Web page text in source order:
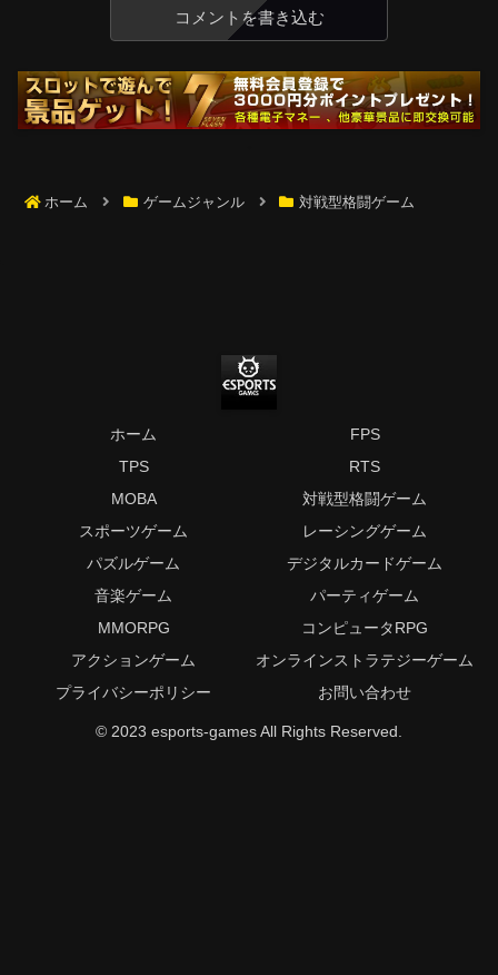
コメントを書き込む
ホーム ゲームジャンル 対戦型格闘ゲーム
ホーム
FPS
TPS
RTS
MOBA
対戦型格闘ゲーム
スポーツゲーム
レーシングゲーム
パズルゲーム
デジタルカードゲーム
音楽ゲーム
パーティゲーム
MMORPG
コンピュータRPG
アクションゲーム
オンラインストラテジーゲーム
プライバシーポリシー
お問い合わせ
© 2023 esports-games All Rights Reserved.